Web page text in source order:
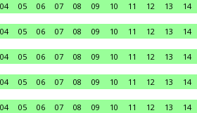
04 05 06 07 08 09 10 11 12 13 14
04 05 06 07 08 09 10 11 12 13 14
04 05 06 07 08 09 10 11 12 13 14
04 05 06 07 08 09 10 11 12 13 14
04 05 06 07 08 09 10 11 12 13 14